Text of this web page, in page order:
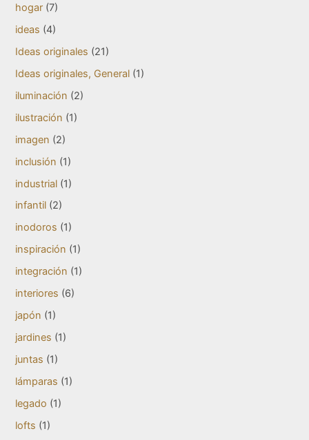
hogar (7)
ideas (4)
Ideas originales (21)
Ideas originales, General (1)
iluminación (2)
ilustración (1)
imagen (2)
inclusión (1)
industrial (1)
infantil (2)
inodoros (1)
inspiración (1)
integración (1)
interiores (6)
japón (1)
jardines (1)
juntas (1)
lámparas (1)
legado (1)
lofts (1)